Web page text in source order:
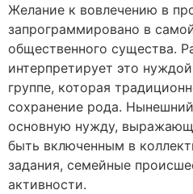
Желание к вовлечению в
запрограммировано в
общественного существа.
интерпретирует это
группе, которая
сохранение рода.
основную нужду,
быть включенным в
задания, семейные
активности.